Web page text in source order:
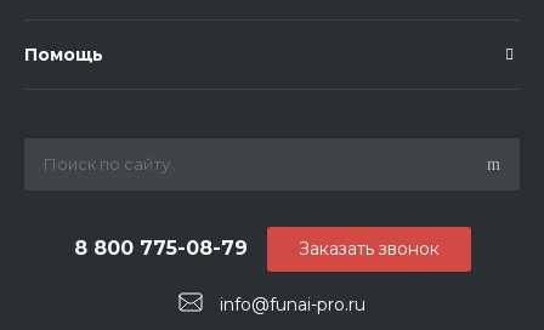
Помощь
info@funai-pro.ru
8 800 775-08-79 Заказать звонок